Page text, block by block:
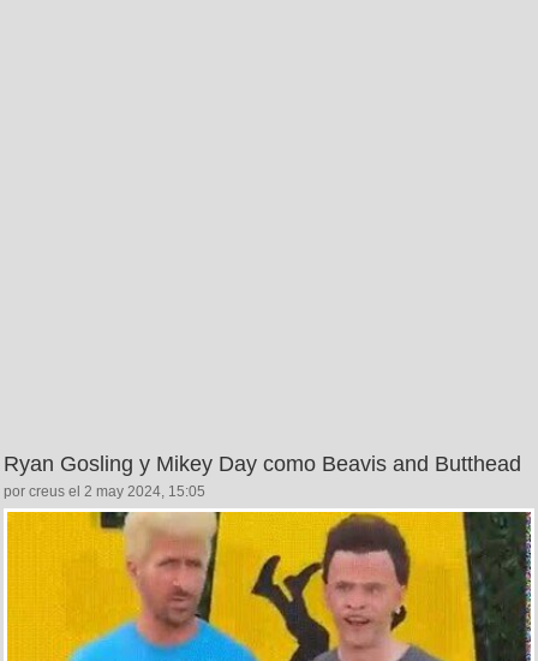
Ryan Gosling y Mikey Day como Beavis and Butthead
por creus el 2 may 2024, 15:05